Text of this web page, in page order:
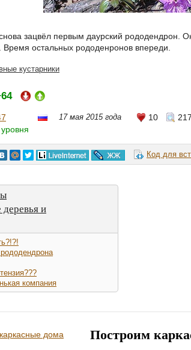
зацвёл первым даурский рододендрон.
Время остальных рододенронов впереди.
кустарники
17 мая 2015 года 10
Код для
и
компания
Построим